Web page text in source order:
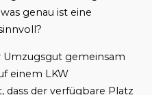
genau ist eine
Umzugsgut gemeinsam
einem LKW
dass der verfügbare Platz